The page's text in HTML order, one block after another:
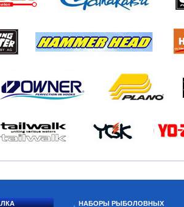
НАБОРЫ РЫБОЛОВНЫХ